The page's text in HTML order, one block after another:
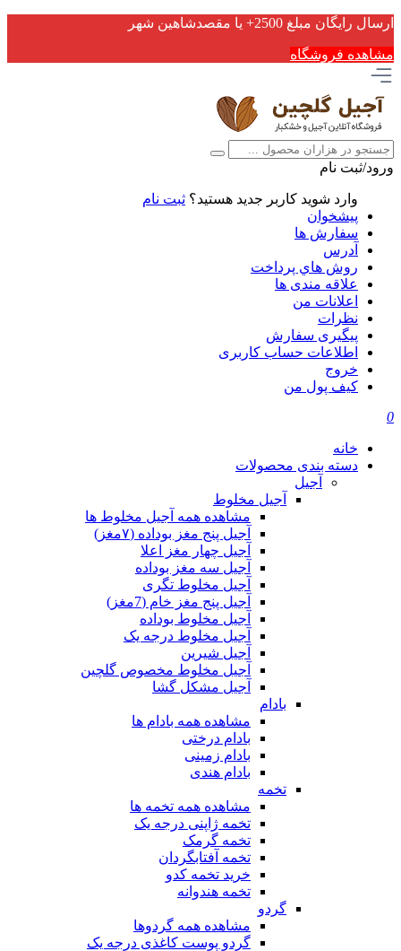
ارسال رایگان مبلغ 2500+ یا مقصدشاهین شهر
مشاهده فروشگاه
ورود/ثبت نام
وارد شوید کاربر جدید هستید؟ ثبت نام
پیشخوان
سفارش ها
آدرس
روش هاي پرداخت
علاقه مندی ها
اعلانات من
نظرات
پیگیری سفارش
اطلاعات حساب كاربری
خروج
کیف پول من
0
خانه
دسته بندی محصولات
آجیل
آجیل مخلوط
مشاهده همه آجیل مخلوط ها
آجیل پنج مغز بوداده (۷مغز)
آجیل چهار مغز اعلا
آجیل سه مغز بوداده
آجیل مخلوط تگری
آجیل پنج مغز خام (7مغز)
آجیل مخلوط بوداده
آجیل مخلوط درجه یک
آجیل شیرین
آجیل مخلوط مخصوص گلچین
آجیل مشکل گشا
بادام
مشاهده همه بادام ها
بادام درختی
بادام زمینی
بادام هندی
تخمه
مشاهده همه تخمه ها
تخمه ژاپنی درجه یک
تخمه گرمک
تخمه آفتابگردان
خرید تخمه کدو
تخمه هندوانه
گردو
مشاهده همه گردوها
گردو پوست کاغذی درجه یک